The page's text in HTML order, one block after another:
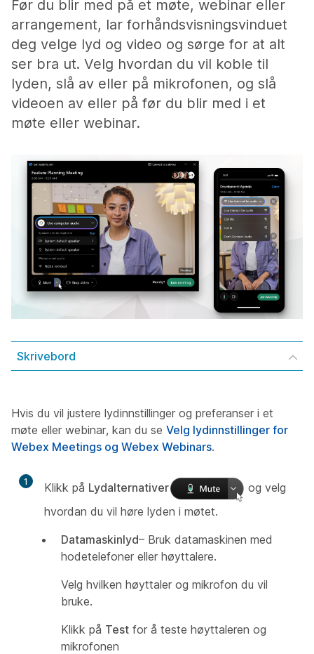
Før du blir med på et møte, webinar eller
arrangement, lar forhåndsvisningsvinduet
deg velge lyd og video og sørge for at alt
ser bra ut. Velg hvordan du vil koble til
lyden, slå av eller på mikrofonen, og slå
videoen av eller på før du blir med i et
møte eller webinar.
Skrivebord
Hvis du vil justere lydinnstillinger og preferanser i et
møte eller webinar, kan du se Velg lydinnstillinger for
Webex Meetings og Webex Webinars.
1 Klikk på Lydalternativer
og velg
hvordan du vil høre lyden i møtet.
Datamaskinlyd– Bruk datamaskinen med
hodetelefoner eller høyttalere.
Velg hvilken høyttaler og mikrofon du vil
bruke.
Klikk på Test for å teste høyttaleren og
mikrofonen